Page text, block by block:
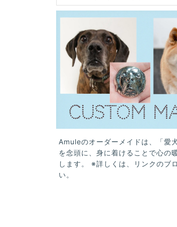
Amuleのオーダーメイドは、「愛
を念頭に、身に着けることで心の
します。 ※詳しくは、リンクのブ
い。